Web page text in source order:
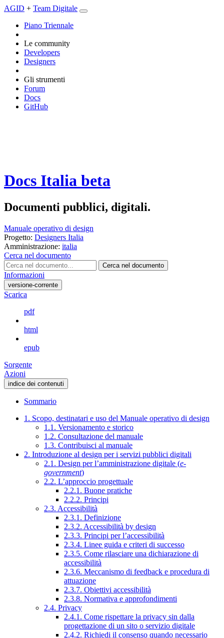
AGID + Team Digitale
Piano Triennale
Le community
Developers
Designers
Gli strumenti
Forum
Docs
GitHub
Docs Italia beta
Documenti pubblici, digitali.
Manuale operativo di design
Progetto: Designers Italia
Amministrazione: italia
Cerca nel documento
Cerca nel documento
Informazioni
versione-corrente
Scarica
pdf
html
epub
Sorgente
Azioni
indice dei contenuti
Sommario
1. Scopo, destinatari e uso del Manuale operativo di design
1.1. Versionamento e storico
1.2. Consultazione del manuale
1.3. Contribuisci al manuale
2. Introduzione al design per i servizi pubblici digitali
2.1. Design per l’amministrazione digitale (e-
government)
2.2. L’approccio progettuale
2.2.1. Buone pratiche
2.2.2. Principi
2.3. Accessibilità
2.3.1. Definizione
2.3.2. Accessibilità by design
2.3.3. Principi per l’accessibilità
2.3.4. Linee guida e criteri di successo
2.3.5. Come rilasciare una dichiarazione di
accessibilità
2.3.6. Meccanismo di feedback e procedura di
attuazione
2.3.7. Obiettivi accessibilità
2.3.8. Normativa e approfondimenti
2.4. Privacy
2.4.1. Come rispettare la privacy sin dalla
progettazione di un sito o servizio digitale
2.4.2. Richiedi il consenso quando necessario